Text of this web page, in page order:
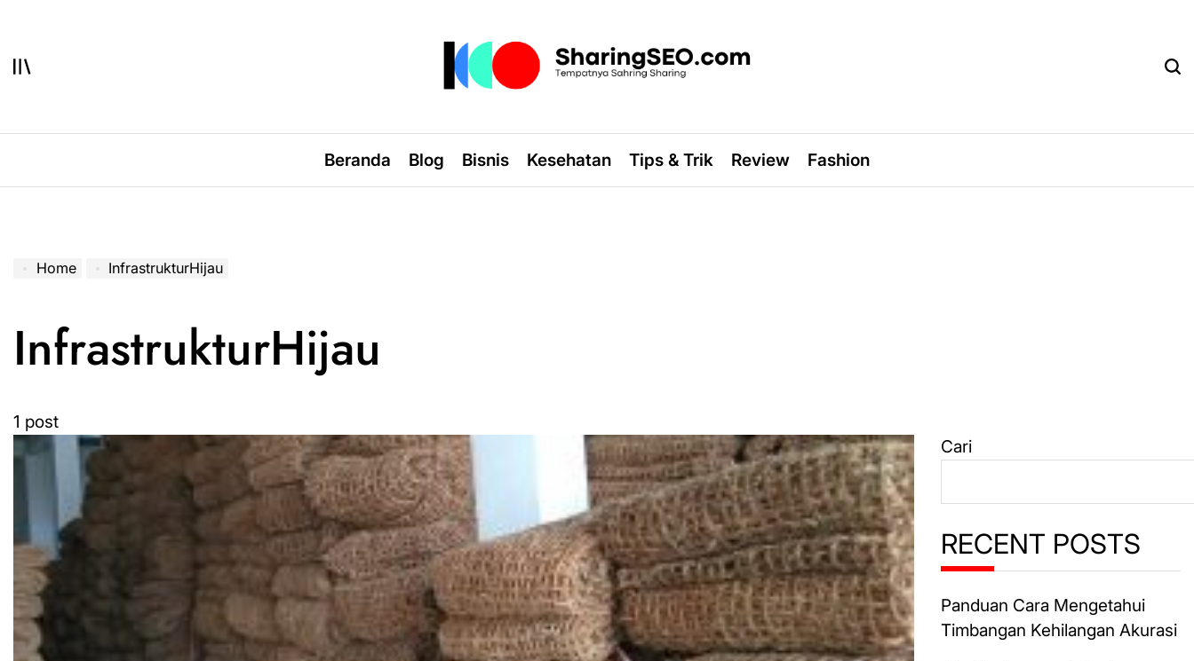
content
Beranda Blog Bisnis Kesehatan Tips & Trik Review Fashion
Home InfrastrukturHijau
InfrastrukturHijau
1 post
Cari
RECENT POSTS
Panduan Cara Mengetahui
Timbangan Kehilangan Akurasi